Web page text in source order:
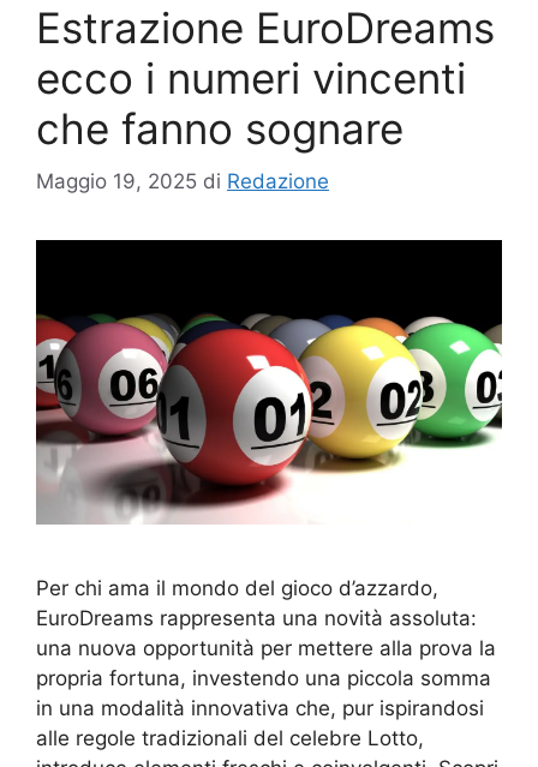
Estrazione EuroDreams
ecco i numeri vincenti
che fanno sognare
Maggio 19, 2025 di Redazione
Per chi ama il mondo del gioco d’azzardo,
EuroDreams rappresenta una novità assoluta:
una nuova opportunità per mettere alla prova la
propria fortuna, investendo una piccola somma
in una modalità innovativa che, pur ispirandosi
alle regole tradizionali del celebre Lotto,